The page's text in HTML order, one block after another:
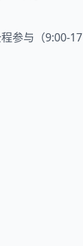
参与（9:00-